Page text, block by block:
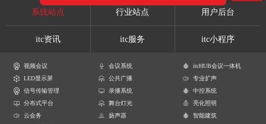
系统站点 行业站点 用户后台
itc资讯 itc服务 itc小程序
视频会议 会议系统
itcHUB会议一体机
LED显示屏
公共广播
专业扩声
信号传输管理
录播系统
中控系统
分布式平台
舞台灯光
亮化照明
云会务
扬声器
智能建筑